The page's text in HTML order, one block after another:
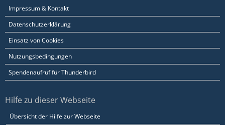
Impressum & Kontakt
Datenschutzerklärung
Einsatz von Cookies
Nutzungsbedingungen
Spendenaufruf für Thunderbird
Hilfe zu dieser Webseite
Übersicht der Hilfe zur Webseite